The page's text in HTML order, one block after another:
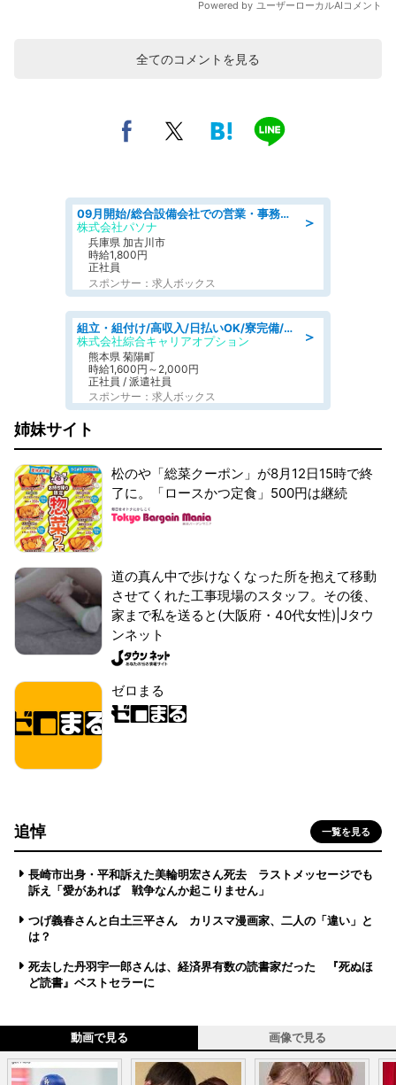
全てのコメントを見る
＞
09月開始/総合設備会社での営業・事務のお仕事/車通勤可/賞与あり/営業/営業事務
株式会社パソナ
兵庫県 加古川市
時給1,800円
正社員
スポンサー：求人ボックス
＞
組立・組付け/高収入/日払いOK/寮完備/交替制/20・30・40代活躍中
株式会社綜合キャリアオプション
熊本県 菊陽町
時給1,600円～2,000円
正社員 / 派遣社員
スポンサー：求人ボックス
姉妹サイト
松のや「総菜クーポン」が8月12日15時で終
了に。「ロースかつ定食」500円は継続
道の真ん中で歩けなくなった所を抱えて移動
させてくれた工事現場のスタッフ。その後、
家まで私を送ると(大阪府・40代女性)|Jタウ
ンネット
ゼロまる
追悼 一覧を見る
長崎市出身・平和訴えた美輪明宏さん死去 ラストメッセージでも
訴え「愛があれば 戦争なんか起こりません」
つげ義春さんと白土三平さん カリスマ漫画家、二人の「違い」と
は？
死去した丹羽宇一郎さんは、経済界有数の読書家だった 『死ぬほ
ど読書』ベストセラーに
動画で見る 画像で見る